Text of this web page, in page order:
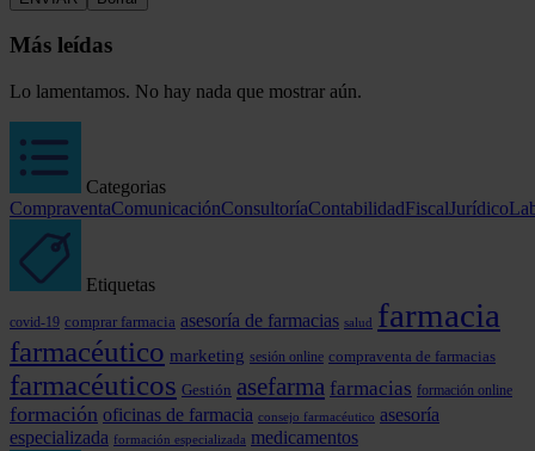
Más leídas
Lo lamentamos. No hay nada que mostrar aún.
Categorias
CompraventaComunicaciónConsultoríaContabilidadFiscalJurídico
Etiquetas
covid-19 comprar farmacia asesoría de farmacias salud farmacia
farmacéutico marketing sesión online compraventa de farmacias
farmacéuticos Gestión asefarma farmacias formación online
formación oficinas de farmacia consejo farmacéutico asesoría
especializada formación especializada medicamentos